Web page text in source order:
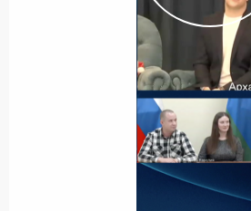
20 декабря
Совещание
20 декабря 2023
Заседание